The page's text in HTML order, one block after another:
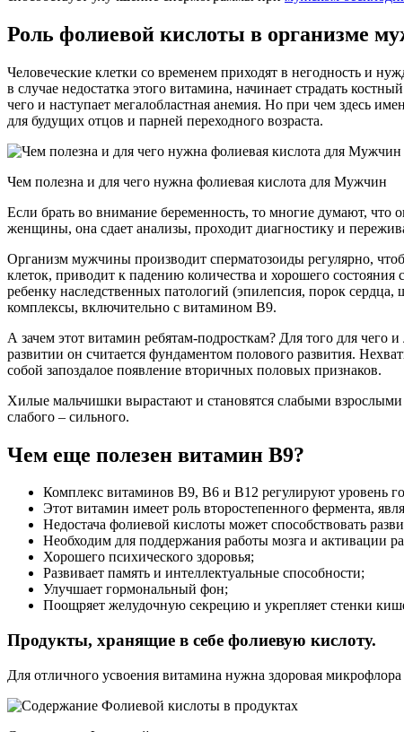
Роль фолиевой кислоты в организме
Человеческие клетки со временем приходят в негодность и
в случае недостатка этого витамина, начинает страдать
чего и наступает мегалобластная анемия. Но при чем здесь
для будущих отцов и парней переходного возраста.
Чем полезна и для чего нужна фолиевая кислота для Мужчин
Если брать во внимание беременность, то многие думают, что
женщины, она сдает анализы, проходит диагностику и
Организм мужчины производит сперматозоиды регулярно,
клеток, приводит к падению количества и хорошего
ребенку наследственных патологий (эпилепсия, порок
комплексы, включительно с витамином В9.
А зачем этот витамин ребятам-подросткам? Для того для
развитии он считается фундаментом полового развития.
собой запоздалое появление вторичных половых признаков.
Хилые мальчишки вырастают и становятся слабыми
слабого – сильного.
Чем еще полезен витамин В9?
Комплекс витаминов В9, В6 и В12 регулируют уровень
Этот витамин имеет роль второстепенного фермента,
Недостача фолиевой кислоты может способствовать
Необходим для поддержания работы мозга и активации
Хорошего психического здоровья;
Развивает память и интеллектуальные способности;
Улучшает гормональный фон;
Поощряет желудочную секрецию и укрепляет стенки
Продукты, хранящие в себе фолиевую кислоту.
Для отличного усвоения витамина нужна здоровая